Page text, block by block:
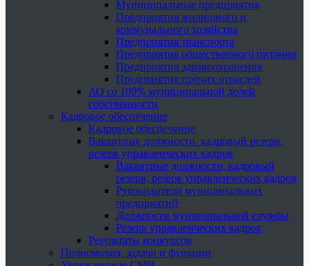
Муниципальные предприятия
Предприятия жилищного и
коммунального хозяйства
Предприятия транспорта
Предприятия общественного питания
Предприятия здравоохранения
Предприятия прочих отраслей
АО со 100% муниципальной долей
собственности
Кадровое обеспечение
Кадровое обеспечение
Вакантные должности, кадровый резерв,
резерв управленческих кадров
Вакантные должности, кадровый
резерв, резерв управленческих кадров
Руководители муниципальных
предприятий
Должности муниципальной службы
Резерв управленческих кадров
Результаты конкурсов
Полномочия, задачи и функции